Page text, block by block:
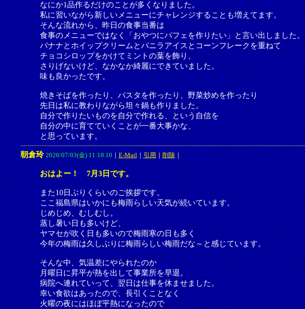
なにか1品作るだけのことが多くなりました。
私に習いながら新しいメニューにチャレンジすることも増えてます。
そんな流れから、昨日の食事当番は
食事のメニューではなく「おやつにパフェを作りたい」と言い出しました。
バナナとホイップクリームとバニラアイスとコーンフレークを重ねて
チョコシロップをかけてミントの葉を飾り、
さりげないけど、なかなか綺麗にできていました。
味も良かったです。
焼きそばを作ったり、パスタを作ったり、野菜炒めを作ったり
先日は私に教わりながら坦々鍋も作りました。
自分で作りたいものを自分で作れる、という自信を
自分の中に育てていくことが一番大事かな、
と思っています。
朝倉玲 2026/07/03(金) 11:18.10｜E-Mail｜引用｜削除｜
おはよー！ 7月3日です。
また10日ぶりくらいのご挨拶です。
ここ福島県はいかにも梅雨らしい天気が続いています。
じめじめ、むしむし。
蒸し暑い日も多いけど、
ヤマセが吹く日も多いので梅雨寒の日も多く
今年の梅雨は久しぶりに梅雨らしい梅雨だな～と感じています。
そんな中、気温差にやられたのか
月曜日に昇平が熱を出して事業所を早退。
病院へ連れていって、翌日は仕事を休ませました。
幸い食欲はあったので、長引くことなく
火曜の夜にはほぼ平熱になったので